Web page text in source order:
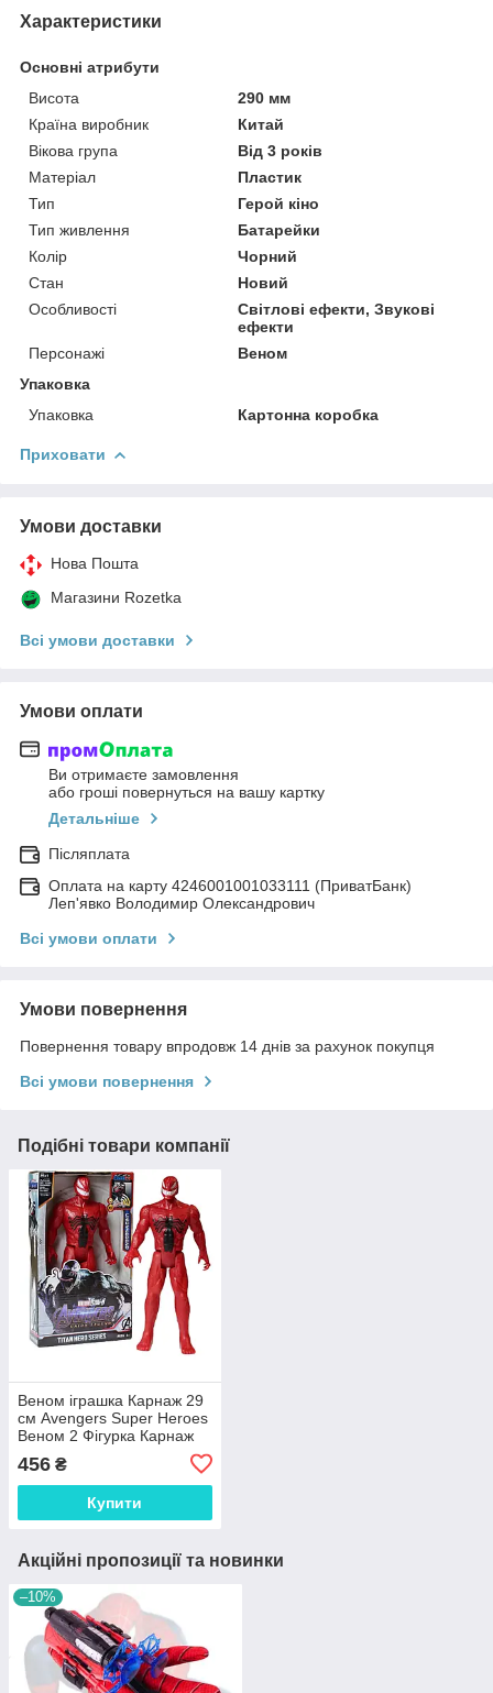
Характеристики
Основні атрибути
Висота
290 мм
Країна виробник
Китай
Вікова група
Від 3 років
Матеріал
Пластик
Тип
Герой кіно
Тип живлення
Батарейки
Колір
Чорний
Стан
Новий
Особливості
Світлові ефекти, Звукові
ефекти
Персонажі
Веном
Упаковка
Упаковка
Картонна коробка
Приховати
Умови доставки
Нова Пошта
Магазини Rozetka
Всі умови доставки
Умови оплати
Ви отримаєте замовлення
або гроші повернуться на вашу картку
Детальніше
Післяплата
Оплата на карту 4246001001033111 (ПриватБанк)
Леп'явко Володимир Олександрович
Всі умови оплати
Умови повернення
Повернення товару впродовж 14 днів за рахунок покупця
Всі умови повернення
Подібні товари компанії
Веном іграшка Карнаж 29
см Avengers Super Heroes
Веном 2 Фігурка Карнаж
ефектами
456 ₴
Купити
Акційні пропозиції та новинки
–10%